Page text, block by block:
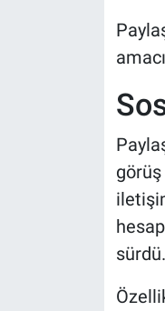
sürdü.